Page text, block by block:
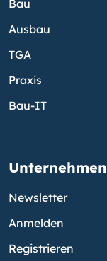
Bau
Ausbau
TGA
Praxis
Bau-IT
Unternehmen
Newsletter
Anmelden
Registrieren